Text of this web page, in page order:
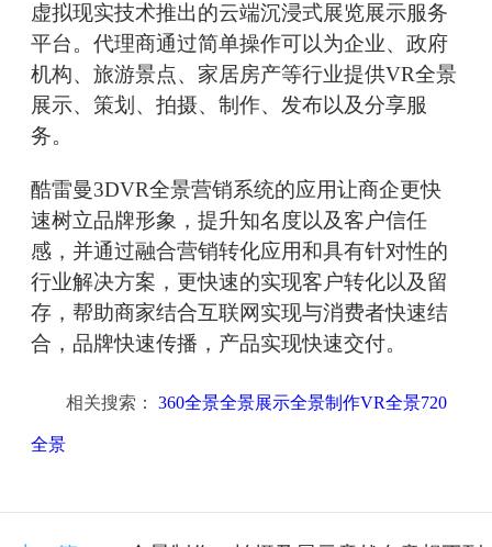
虚拟现实技术推出的云端沉浸式展览展示服务
平台。代理商通过简单操作可以为企业、政府
机构、旅游景点、家居房产等行业提供VR全景
展示、策划、拍摄、制作、发布以及分享服
务。
酷雷曼3DVR全景营销系统的应用让商企更快
速树立品牌形象，提升知名度以及客户信任
感，并通过融合营销转化应用和具有针对性的
行业解决方案，更快速的实现客户转化以及留
存，帮助商家结合互联网实现与消费者快速结
合，品牌快速传播，产品实现快速交付。
相关搜索： 360全景全景展示全景制作VR全景720
全景